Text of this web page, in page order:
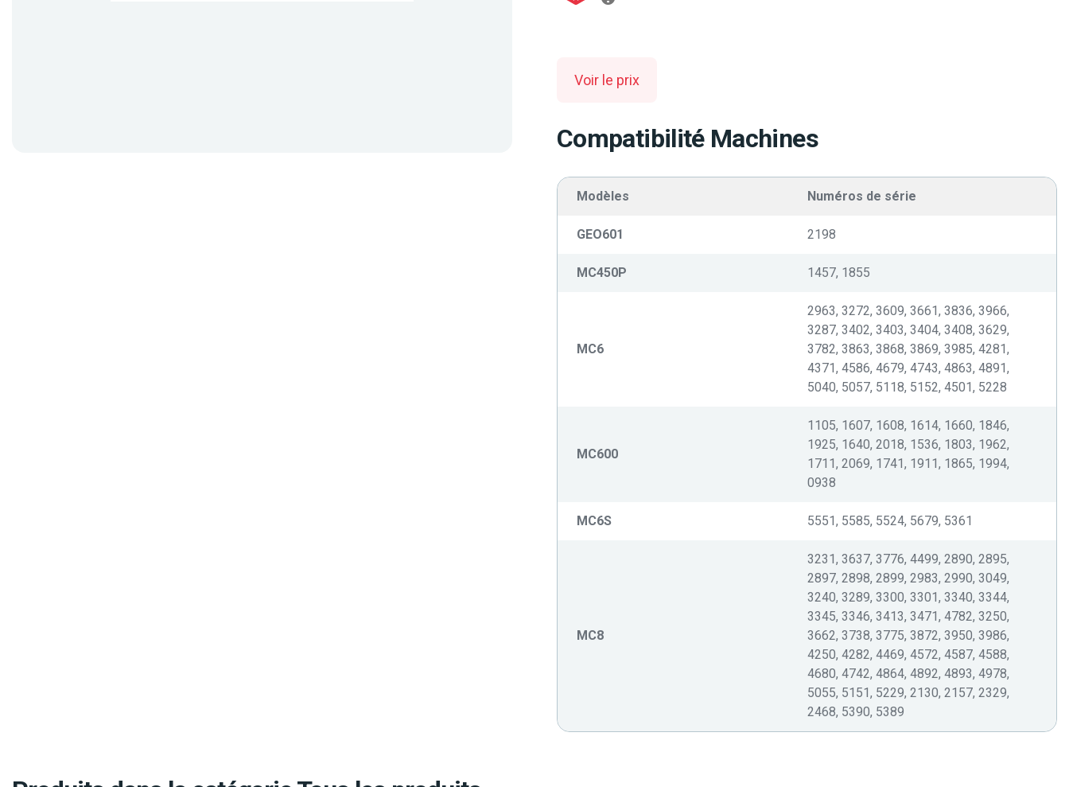
Voir le prix
Compatibilité Machines
Modèles Numéros de série
GEO601 2198
MC450P 1457, 1855
MC6
2963, 3272, 3609, 3661, 3836, 3966,
3287, 3402, 3403, 3404, 3408, 3629,
3782, 3863, 3868, 3869, 3985, 4281,
4371, 4586, 4679, 4743, 4863, 4891,
5040, 5057, 5118, 5152, 4501, 5228
MC600
1105, 1607, 1608, 1614, 1660, 1846,
1925, 1640, 2018, 1536, 1803, 1962,
1711, 2069, 1741, 1911, 1865, 1994,
0938
MC6S 5551, 5585, 5524, 5679, 5361
MC8
3231, 3637, 3776, 4499, 2890, 2895,
2897, 2898, 2899, 2983, 2990, 3049,
3240, 3289, 3300, 3301, 3340, 3344,
3345, 3346, 3413, 3471, 4782, 3250,
3662, 3738, 3775, 3872, 3950, 3986,
4250, 4282, 4469, 4572, 4587, 4588,
4680, 4742, 4864, 4892, 4893, 4978,
5055, 5151, 5229, 2130, 2157, 2329,
2468, 5390, 5389